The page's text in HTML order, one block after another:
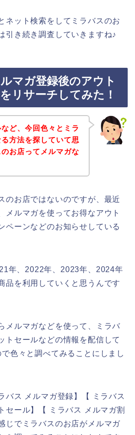
ネット検索をしてミラバスのお
引き続き調査していきますね♪
マガ登録後のアウト
リサーチしてみた！
ど、今回色々とミラ
方法を探していて思
お店ってメルマガな
のお店ではないのですが、最近
メルマガを使ってお得なアウト
ペーンなどのお知らせしている
年、2022年、2023年、2024年
品を利用していくと思うんです
メルマガなどを使って、ミラバ
トセールなどの情報を配信して
色々と調べてみることにしまし
バス メルマガ登録】【 ミラバス
セール】【 ミラバス メルマガ割
じでミラバスのお店がメルマガ